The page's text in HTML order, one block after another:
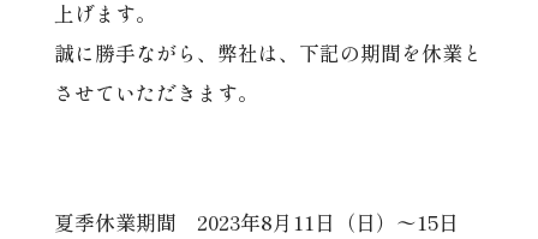
上げます。
誠に勝手ながら、弊社は、下記の期間を休業と
させていただきます。
夏季休業期間 2023年8月11日（日）〜15日